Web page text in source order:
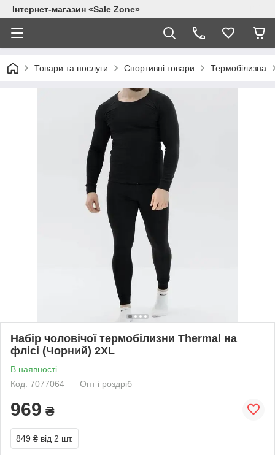
Інтернет-магазин «Sale Zone»
Товари та послуги Спортивні товари Термобілизна
Набір чоловічої термобілизни Thermal на
флісі (Чорний) 2XL
В наявності
Код: 7077064
Опт і роздріб
969 ₴
849 ₴ від 2 шт.